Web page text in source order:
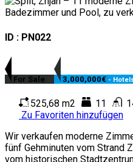
ID : PN022
For Sale 3,000,000€ -
525,68 m2 11
Zu Favoriten hinzufügen
Wir verkaufen moderne
fünf Gehminuten vom Strand
vom historischen